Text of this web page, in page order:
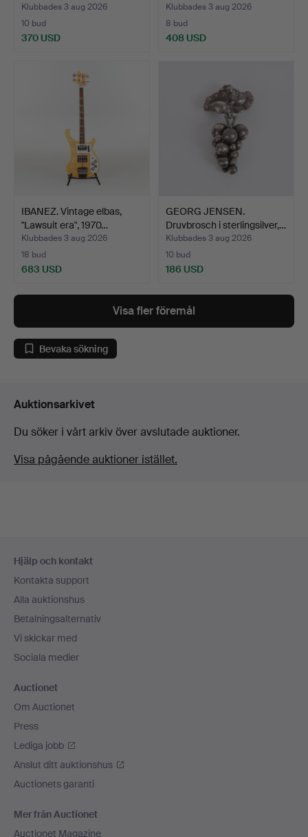
Klubbades 3 aug 2026
10 bud
370 USD
Klubbades 3 aug 2026
8 bud
408 USD
IBANEZ. Vintage elbas,
"Lawsuit era", 1970…
Klubbades 3 aug 2026
18 bud
683 USD
GEORG JENSEN.
Druvbrosch i sterlingsilver,…
Klubbades 3 aug 2026
10 bud
186 USD
Visa fler föremål
Bevaka sökning
Auktionsarkivet
Du söker i vårt arkiv över avslutade auktioner.
Visa pågående auktioner istället.
Hjälp och kontakt
Kontakta support
Alla auktionshus
Betalningsalternativ
Vi skickar med
Sociala medier
Auctionet
Om Auctionet
Press
Lediga jobb
Anslut ditt auktionshus
Auctionets garanti
Mer från Auctionet
Auctionet Magazine